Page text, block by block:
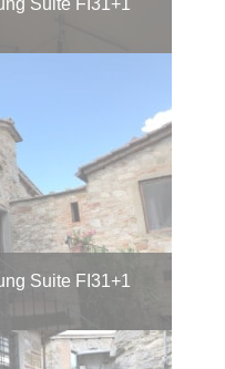
Suite FI31+1
Suite FI31+1